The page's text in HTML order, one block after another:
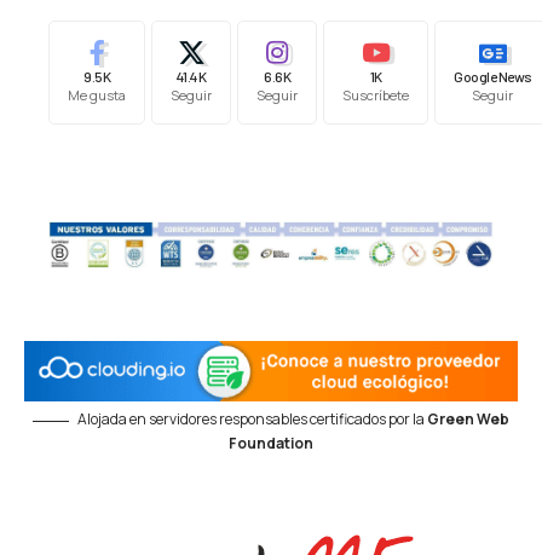
9.5K
Me gusta
41.4K
Seguir
6.6K
Seguir
1K
Suscríbete
Google News
Seguir
Alojada en servidores responsables certificados por la Green Web
Foundation